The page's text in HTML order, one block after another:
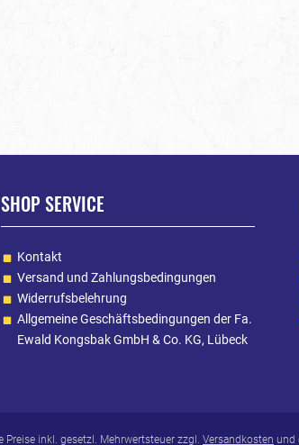
SHOP SERVICE
Kontakt
Versand und Zahlungsbedingungen
Widerrufsbelehrung
Allgemeine Geschäftsbedingungen der Fa.
Ewald Kongsbak GmbH & Co. KG, Lübeck
Preise inkl. gesetzl. Mehrwertsteuer zzgl. Versandkosten und